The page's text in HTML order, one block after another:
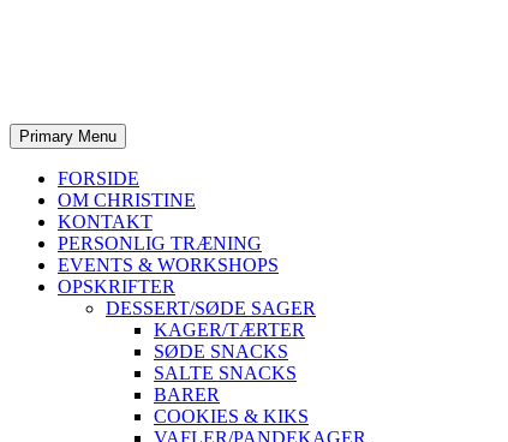
Primary Menu
FORSIDE
OM CHRISTINE
KONTAKT
PERSONLIG TRÆNING
EVENTS & WORKSHOPS
OPSKRIFTER
DESSERT/SØDE SAGER
KAGER/TÆRTER
SØDE SNACKS
SALTE SNACKS
BARER
COOKIES & KIKS
VAFLER/PANDEKAGER